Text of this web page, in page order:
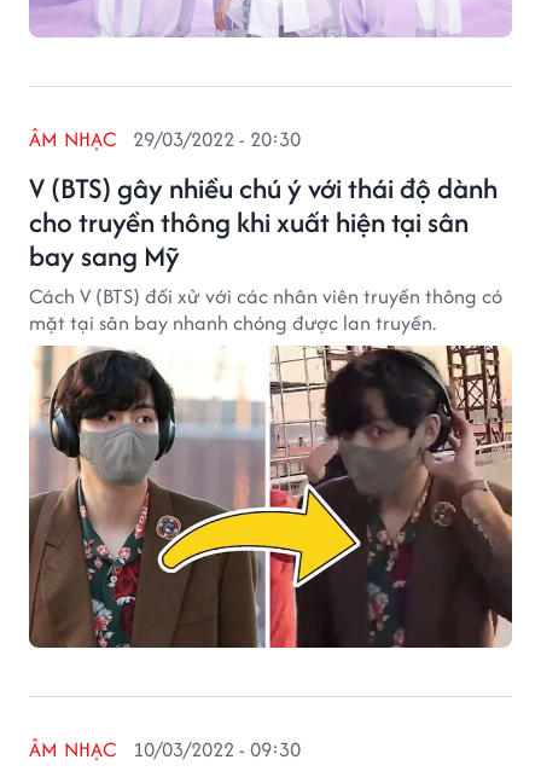
V (BTS) gây nhiều chú ý với thái độ dành
cho truyền thông khi xuất hiện tại sân
bay sang Mỹ
ÂM NHẠC 29/03/2022 - 20:30
Cách V (BTS) đối xử với các nhân viên truyền thông có
mặt tại sân bay nhanh chóng được lan truyền.
ÂM NHẠC 10/03/2022 - 09:30